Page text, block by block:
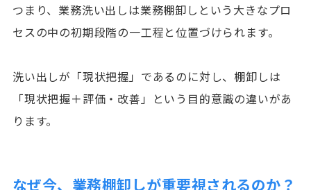
つまり、業務洗い出しは業務棚卸しという大きなプロ
セスの中の初期段階の一工程と位置づけられます。
洗い出しが「現状把握」であるのに対し、棚卸しは
「現状把握＋評価・改善」という目的意識の違いがあ
ります。
なぜ今、業務棚卸しが重要視されるのか？